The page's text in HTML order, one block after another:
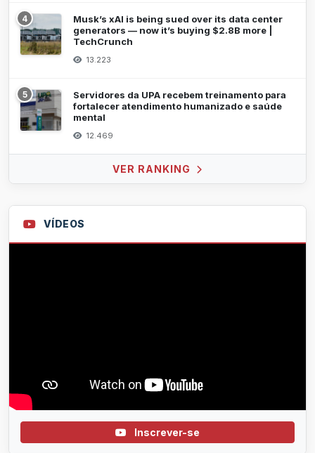
4
Musk’s xAI is being sued over its data center
generators — now it’s buying $2.8B more |
TechCrunch
13.223
5
Servidores da UPA recebem treinamento para
fortalecer atendimento humanizado e saúde
mental
12.469
VER RANKING
VÍDEOS
Inscrever-se